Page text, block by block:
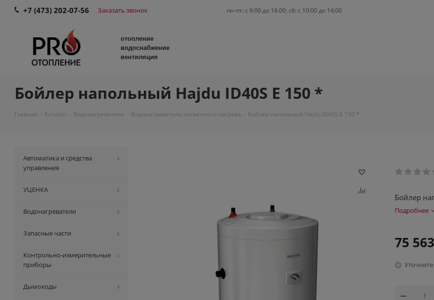
+7 (473) 202-07-56 Заказать звонок пн-пт: c 9:00 до 18:00; сб: с 10:00 до 14:00
отопление
водоснабжение
вентиляция
Бойлер напольный Hajdu ID40S E 150 *
Главная - Каталог - Водонагреватели - Водонагреватели косвенного нагрева - Бойлер напольный Hajdu ID40S E 150 *
Бойлер
Подробнее
75
Автоматика и средства
управления
УЦЕНКА
Водонагреватели
Запасные части
Контрольно-измерительные
приборы
Дымоходы